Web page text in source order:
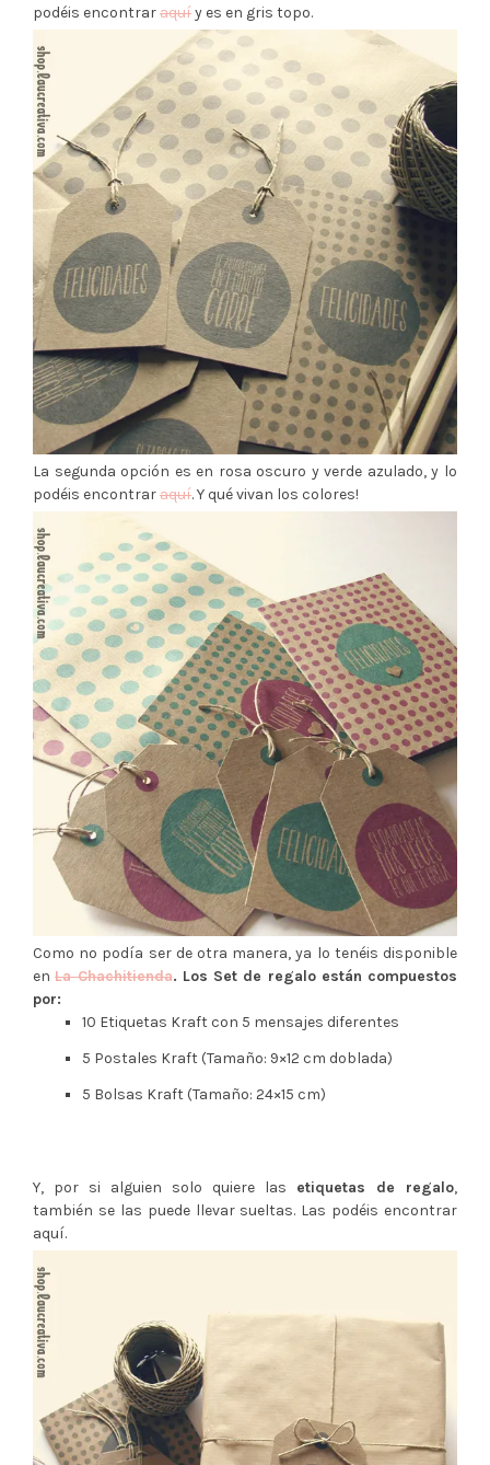
podéis encontraraquíy es en gris topo.
La segunda opción es en rosa oscuro y verde azulado, y lo
podéis encontraraquí. Y qué vivan los colores!
Como no podía ser de otra manera, ya lo tenéis disponible
enLa Chachitienda. Los Set de regalo están compuestos
por:
10 Etiquetas Kraft con 5 mensajes diferentes
5 Postales Kraft (Tamaño: 9×12 cm doblada)
5 Bolsas Kraft (Tamaño: 24×15 cm)
Y, por si alguien solo quiere las etiquetas de regalo,
también se las puede llevar sueltas. Las podéis encontrar
aquí.